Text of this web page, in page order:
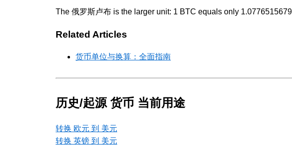
The 俄罗斯卢布 is the larger unit: 1 BTC equals only
Related Articles
货币单位与换算：全面指南
历史/起源 货币 当前用途
转换 欧元 到 美元
转换 英镑 到 美元